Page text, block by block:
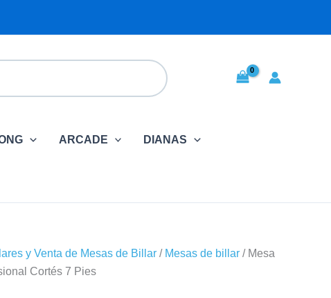
ARCADE DIANAS
y Venta de Mesas de Billar / Mesas de billar / Mesa
Cortés 7 Pies